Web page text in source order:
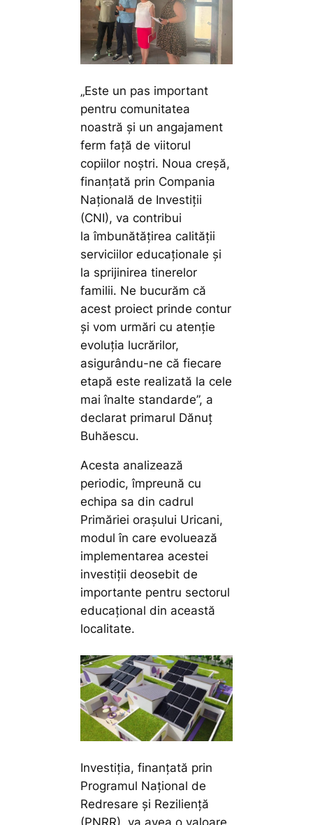
„Este un pas important
pentru comunitatea
noastră și un angajament
ferm față de viitorul
copiilor noștri. Noua creșă,
finanțată prin Compania
Națională de Investiții
(CNI), va contribui
la îmbunătățirea calității
serviciilor educaționale și
la sprijinirea tinerelor
familii. Ne bucurăm că
acest proiect prinde contur
și vom urmări cu atenție
evoluția lucrărilor,
asigurându-ne că fiecare
etapă este realizată la cele
mai înalte standarde”, a
declarat primarul Dănuț
Buhăescu.
Acesta analizează
periodic, împreună cu
echipa sa din cadrul
Primăriei orașului Uricani,
modul în care evoluează
implementarea acestei
investiții deosebit de
importante pentru sectorul
educațional din această
localitate.
Investiția, finanțată prin
Programul Național de
Redresare și Reziliență
(PNRR), va avea o valoare